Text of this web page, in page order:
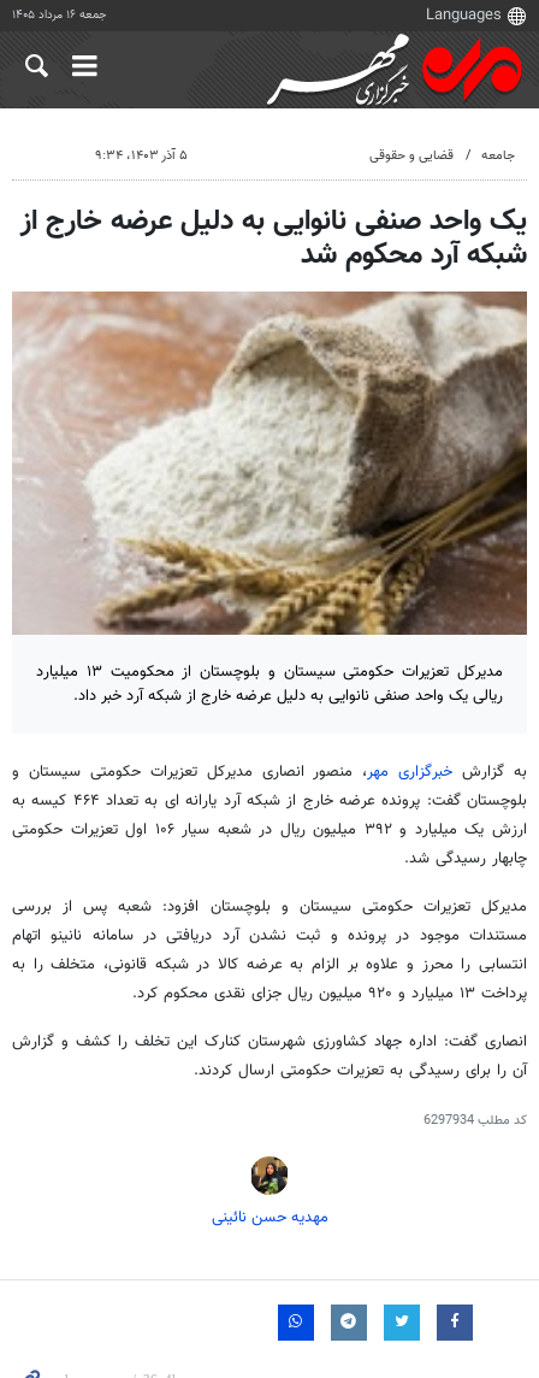
جمعه ۱۶ مرداد ۱۴۰۵
جامعه قضایی و حقوقی ۵ آذر ۱۴۰۳، ۹:۳۴
یک واحد صنفی نانوایی به دلیل عرضه خارج از
شبکه آرد محکوم شد
مدیرکل تعزیرات حکومتی سیستان و بلوچستان از محکومیت ۱۳ میلیارد
ریالی یک واحد صنفی نانوایی به دلیل عرضه خارج از شبکه آرد خبر داد.
به گزارش خبرگزاری مهر، منصور انصاری مدیرکل تعزیرات حکومتی سیستان و
بلوچستان گفت: پرونده عرضه خارج از شبکه آرد یارانهای
به تعداد ۴۶۴ کیسه به
ارزش یک میلیارد و ۳۹۲ میلیون ریال در شعبه سیار ۱۰۶ اول تعزیرات حکومتی
چابهار رسیدگی شد.
مدیرکل تعزیرات حکومتی سیستان و بلوچستان افزود: شعبه پس از بررسی
مستندات موجود در پرونده و ثبت نشدن آرد دریافتی در سامانه نانینواتهام
انتسابی را محرز و علاوه بر الزام به عرضه کالا در شبکه قانونی، متخلف را به
پرداخت ۱۳ میلیارد و ۹۲۰ میلیون ریال جزای نقدی محکوم کرد.
انصاری گفت: اداره جهاد کشاورزی شهرستان کنارک این تخلف را کشف و گزارش
آن را برای رسیدگی به تعزیرات حکومتی ارسال کردند.
کد مطلب6297934
مهدیه حسن نائینی